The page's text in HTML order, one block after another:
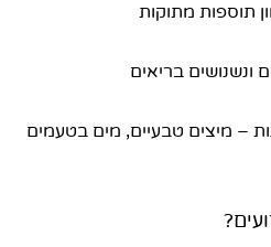
תוספות מתוקות
ונשנושים בריאים
– מיצים טבעיים, מים בטעמים